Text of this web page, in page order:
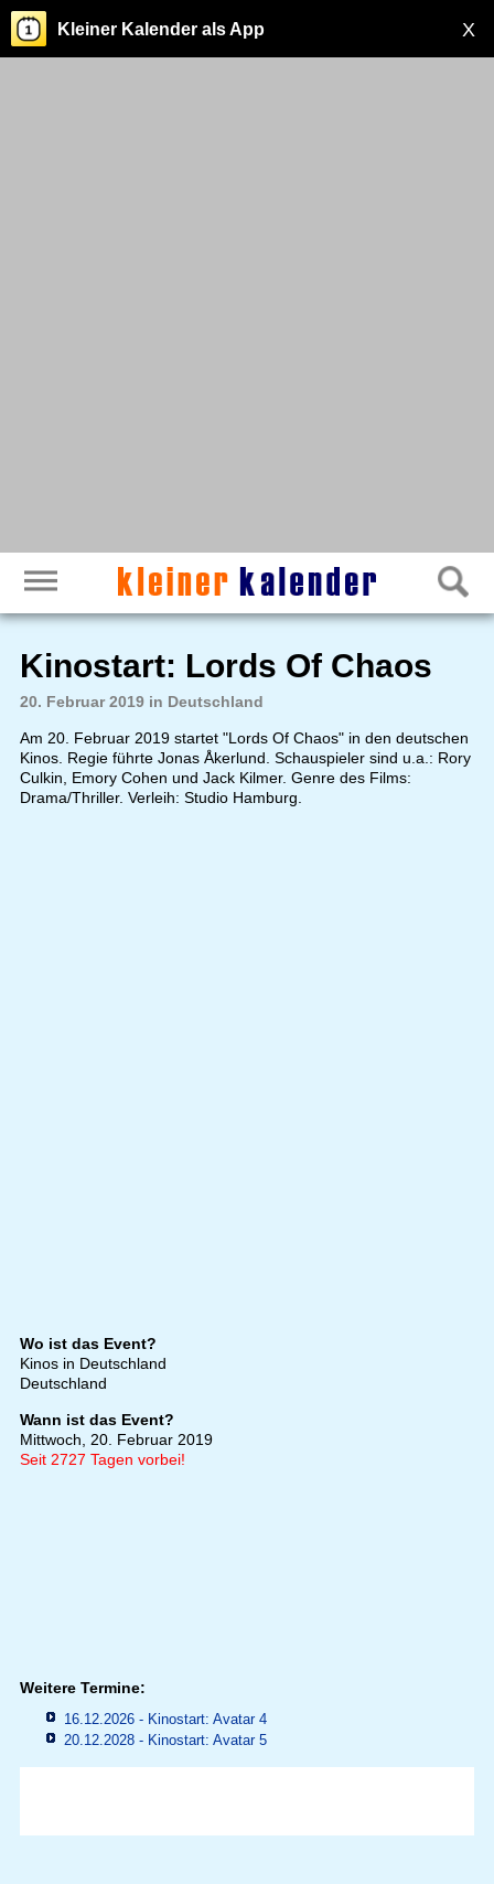
X
Kleiner Kalender als App
Kinostart: Lords Of Chaos
20. Februar 2019 in Deutschland
Am 20. Februar 2019 startet "Lords Of Chaos" in den deutschen
Kinos. Regie führte Jonas Åkerlund. Schauspieler sind u.a.: Rory
Culkin, Emory Cohen und Jack Kilmer. Genre des Films:
Drama/Thriller. Verleih: Studio Hamburg.
Wo ist das Event?
Kinos in Deutschland
Deutschland
Wann ist das Event?
Mittwoch, 20. Februar 2019
Seit 2727 Tagen vorbei!
Weitere Termine:
16.12.2026 - Kinostart: Avatar 4
20.12.2028 - Kinostart: Avatar 5